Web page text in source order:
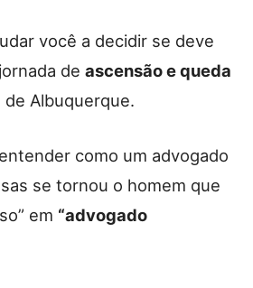
você a decidir se deve
de ascensão e queda
Albuquerque.
como um advogado
se tornou o homem que
em “advogado